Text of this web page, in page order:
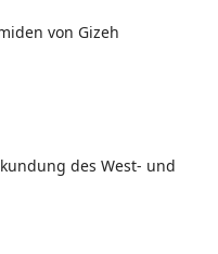
von Gizeh
des West- und